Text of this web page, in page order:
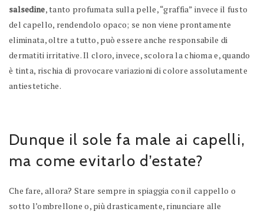
salsedine, tanto profumata sulla pelle, “graffia” invece il fusto
del capello, rendendolo opaco; se non viene prontamente
eliminata, oltre a tutto, può essere anche responsabile di
dermatiti irritative. Il cloro, invece, scolora la chioma e, quando
è tinta, rischia di provocare variazioni di colore assolutamente
antiestetiche.
Dunque il sole fa male ai capelli,
ma come evitarlo d’estate?
Che fare, allora? Stare sempre in spiaggia con il cappello o
sotto l’ombrellone o, più drasticamente, rinunciare alle